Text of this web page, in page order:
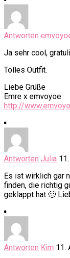
Antworten
Ja sehr cool,
Tolles Outfit.
Liebe Grüße
Emre x emvoyoe
http://
Antworten Julia
Es ist wirklich gar
finden, die richtig
geklappt hat 🙂
Antworten Kim 11.